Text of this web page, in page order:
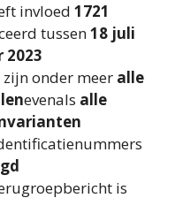
invloed 1721
tussen18 juli
2023
onder meer alle
evenals alle
is